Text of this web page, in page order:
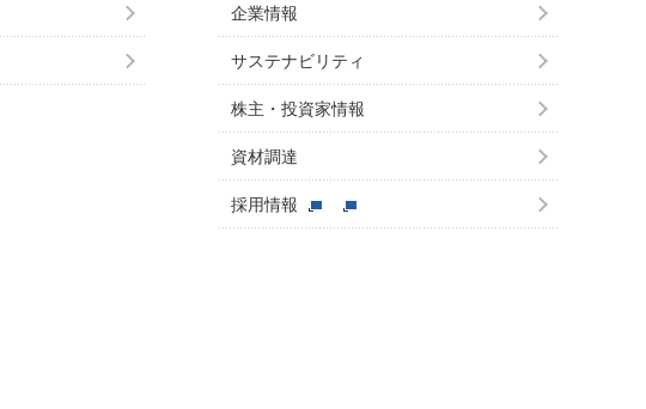
企業情報
サステナビリティ
株主・投資家情報
資材調達
採用情報